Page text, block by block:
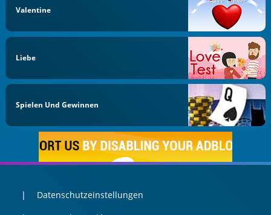
Valentine
Liebe
Spielen Und Gewinnen
Datenschutzeinstellungen